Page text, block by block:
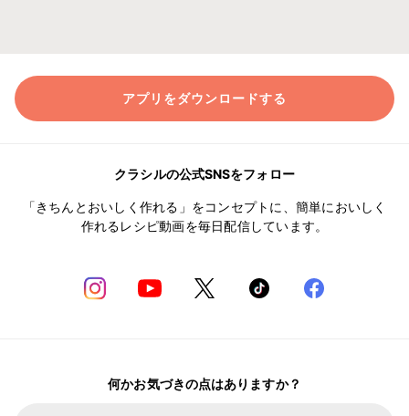
アプリをダウンロードする
クラシルの公式SNSをフォロー
「きちんとおいしく作れる」をコンセプトに、簡単においしく
作れるレシピ動画を毎日配信しています。
何かお気づきの点はありますか？